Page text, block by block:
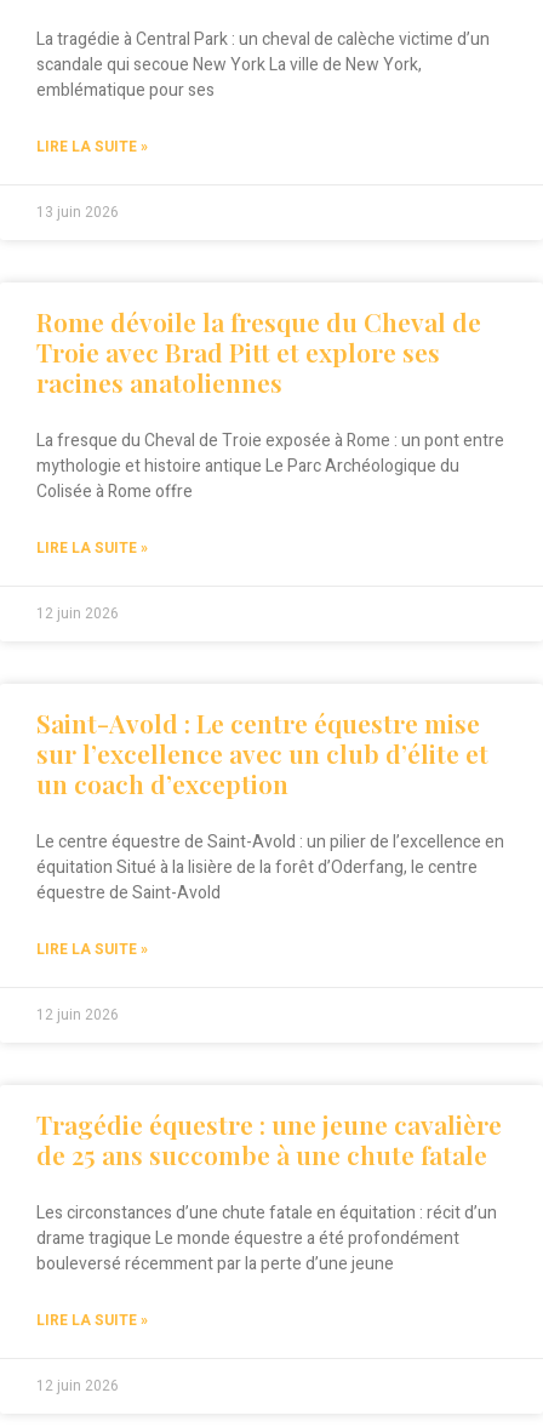
La tragédie à Central Park : un cheval de calèche victime d’un
scandale qui secoue New York La ville de New York,
emblématique pour ses
LIRE LA SUITE »
13 juin 2026
Rome dévoile la fresque du Cheval de
Troie avec Brad Pitt et explore ses
racines anatoliennes
La fresque du Cheval de Troie exposée à Rome : un pont entre
mythologie et histoire antique Le Parc Archéologique du
Colisée à Rome offre
LIRE LA SUITE »
12 juin 2026
Saint-Avold : Le centre équestre mise
sur l’excellence avec un club d’élite et
un coach d’exception
Le centre équestre de Saint-Avold : un pilier de l’excellence en
équitation Situé à la lisière de la forêt d’Oderfang, le centre
équestre de Saint-Avold
LIRE LA SUITE »
12 juin 2026
Tragédie équestre : une jeune cavalière
de 25 ans succombe à une chute fatale
Les circonstances d’une chute fatale en équitation : récit d’un
drame tragique Le monde équestre a été profondément
bouleversé récemment par la perte d’une jeune
LIRE LA SUITE »
12 juin 2026